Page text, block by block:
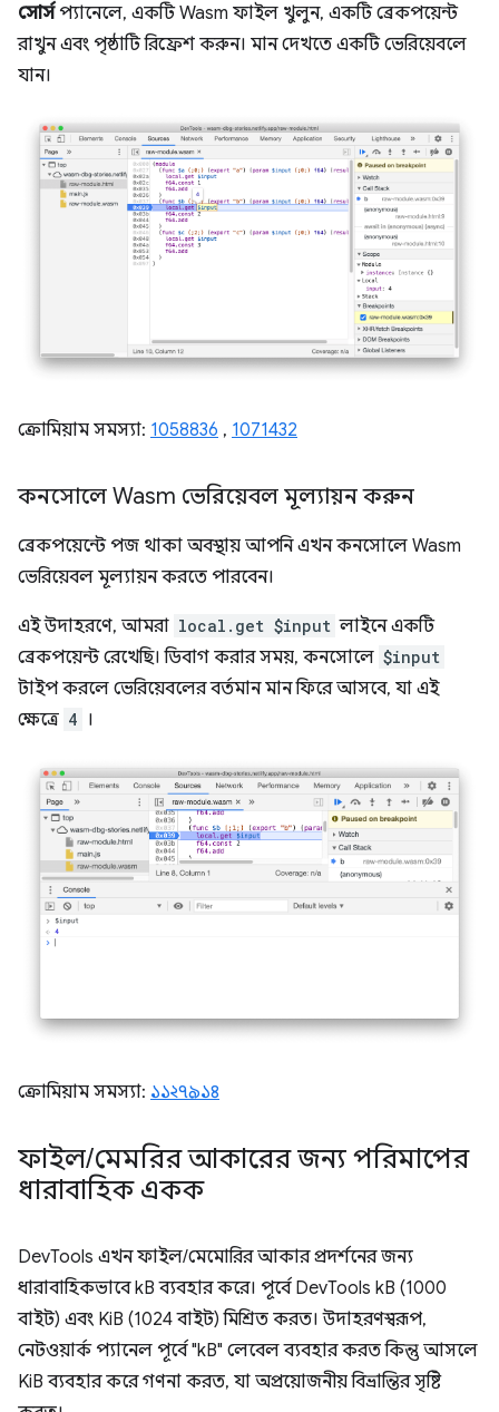
সোর্সপ্যানেলে, একটি Wasm ফাইল খুলুন, একটি ব্রেকপয়েন্ট
রাখুন এবং পৃষ্ঠাটি রিফ্রেশ করুন। মান দেখতে একটি ভেরিয়েবলে
যান।
ক্রোমিয়াম সমস্যা: 1058836 , 1071432
কনসোলে Wasm ভেরিয়েবল মূল্যায়ন করুন
ব্রেকপয়েন্টে পজ থাকা অবস্থায় আপনি এখন কনসোলে Wasm
ভেরিয়েবল মূল্যায়ন করতে পারবেন।
এই উদাহরণে, আমরা local.get $input লাইনে একটি
ব্রেকপয়েন্ট রেখেছি। ডিবাগ করার সময়, কনসোলে $input
টাইপ করলে ভেরিয়েবলের বর্তমান মান ফিরে আসবে, যা এই
ক্ষেত্রে 4 ।
ক্রোমিয়াম সমস্যা: ১১২৭৯১৪
ফাইল/মেমরির আকারের জন্য পরিমাপের
ধারাবাহিক একক
DevTools এখন ফাইল/মেমোরির আকার প্রদর্শনের জন্য
ধারাবাহিকভাবে kB ব্যবহার করে। পূর্বে DevTools kB (1000
বাইট) এবং KiB (1024 বাইট) মিশ্রিত করত। উদাহরণস্বরূপ,
নেটওয়ার্ক প্যানেল পূর্বে "kB" লেবেল ব্যবহার করত কিন্তু আসলে
KiB ব্যবহার করে গণনা করত, যা অপ্রয়োজনীয় বিভ্রান্তির সৃষ্টি